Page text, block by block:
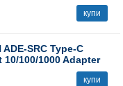
купи
SRC Type-C
100/1000 Adapter
купи